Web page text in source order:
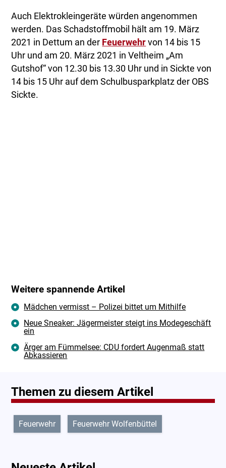
Auch Elektrokleingeräte würden angenommen
werden. Das Schadstoffmobil hält am 19. März
2021 in Dettum an der Feuerwehr von 14 bis 15
Uhr und am 20. März 2021 in Veltheim „Am
Gutshof“ von 12.30 bis 13.30 Uhr und in Sickte von
14 bis 15 Uhr auf dem Schulbusparkplatz der OBS
Sickte.
Weitere spannende Artikel
Mädchen vermisst – Polizei bittet um Mithilfe
Neue Sneaker: Jägermeister steigt ins Modegeschäft
ein
Ärger am Fümmelsee: CDU fordert Augenmaß statt
Abkassieren
Themen zu diesem Artikel
Feuerwehr Feuerwehr Wolfenbüttel